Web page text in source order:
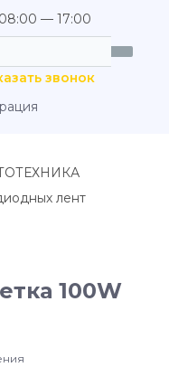
— 17:00
звонок
лент
100W